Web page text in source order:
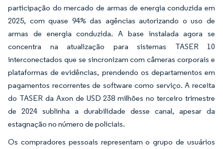
participação do mercado de armas de energia conduzida em
2025, com quase 94% das agências autorizando o uso de
armas de energia conduzida. A base instalada agora se
concentra na atualização para sistemas TASER 10
interconectados que se sincronizam com câmeras corporais e
plataformas de evidências, prendendo os departamentos em
pagamentos recorrentes de software como serviço. A receita
do TASER da Axon de USD 238 milhões no terceiro trimestre
de 2024 sublinha a durabilidade desse canal, apesar da
estagnação no número de policiais.
Os compradores pessoais representam o grupo de usuários